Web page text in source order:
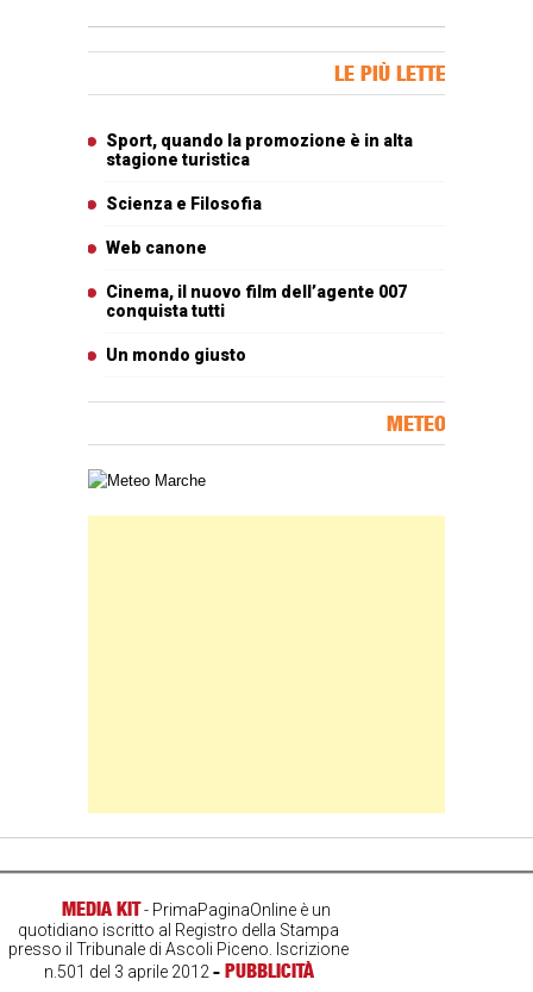
LE PIÙ LETTE
Sport, quando la promozione è in alta
stagione turistica
Scienza e Filosofia
Web canone
Cinema, il nuovo film dell’agente 007
conquista tutti
Un mondo giusto
METEO
Carta meteorologica delle Marche
MEDIA KIT- PrimaPaginaOnline è un
quotidiano iscritto al Registro della Stampa
presso il Tribunale di Ascoli Piceno. Iscrizione
n.501 del 3 aprile 2012- PUBBLICITÀ